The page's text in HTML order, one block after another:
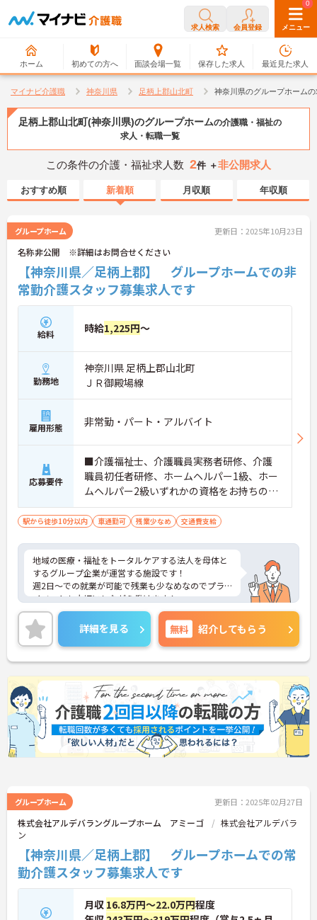
求人検索 会員登録 メニュー
ホーム 初めての方へ 面談会場一覧
0
保存した求人
0
最近見た求人
マイナビ介護職 神奈川県 足柄上郡山北町 神奈川県のグループホーム
足柄上郡山北町(神奈川県)のグループホームの介護職・福祉の
求人・転職一覧
この条件の介護・福祉求人数 2件 ＋非公開求人
おすすめ順 新着順 月収順 年収順
グループホーム 更新日：2025年10月23日
名称非公開 ※詳細はお問合せください
【神奈川県／足柄上郡】 グループホームでの非
常勤介護スタッフ募集求人です
給料 時給1,225円～
勤務地
神奈川県 足柄上郡山北町
ＪＲ御殿場線
雇用形態 非常勤・パート・アルバイト
応募要件
■介護福祉士、介護職員実務者研修、介護
職員初任者研修、ホームヘルパー1級、ホー
ムヘルパー2級いずれかの資格をお持ちの
方 ※介護経験あれば尚可 ■普通自動車運
転免許（AT限定可）
駅から徒歩10分以内 車通勤可 残業少なめ 交通費支給
地域の医療・福祉をトータルケアする法人を母体と
するグループ企業が運営する施設です！
週2日～での就業が可能で残業も少なめなのでプラ
イベートも大切にしながら働けます！
ご興味ある方には、面接のポイントなど、さらに詳
細をお話致しますのでお気軽にご相談ください。
詳細を見る 無料 紹介してもらう
グループホーム 更新日：2025年02月27日
株式会社アルデバラングループホーム アミーゴ
株式会社アルデバラ
ン
【神奈川県／足柄上郡】 グループホームでの常
勤介護スタッフ募集求人です
月収 16.8万円～22.0万円程度